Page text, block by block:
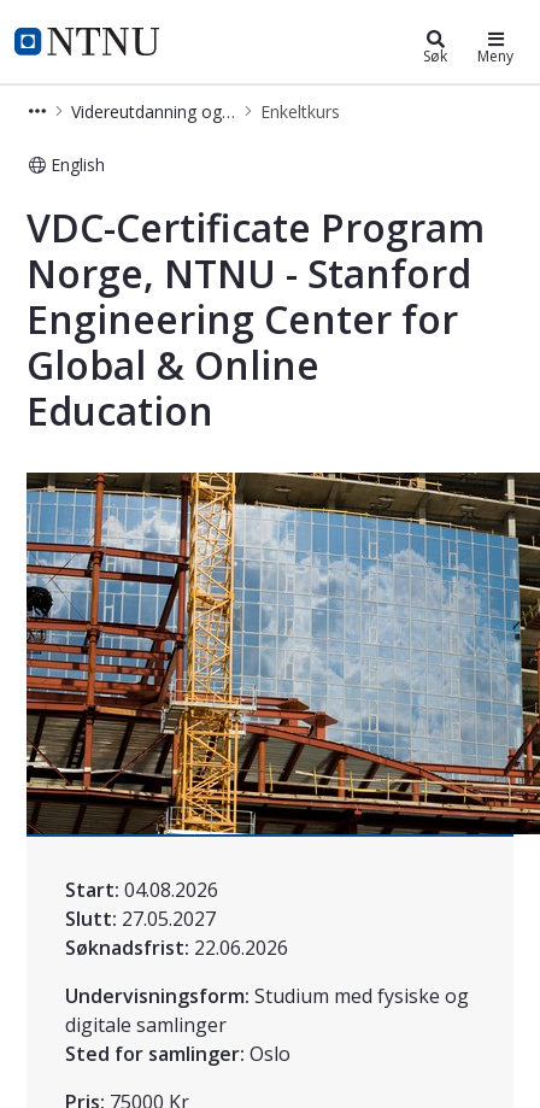
NTNU Hjemmeside
Videreutdanning og deltidsstudier
Søk Meny
Videreutdanning og deltidsstudier Enkeltkurs
English
VDC-Certificate Program Norge,
VDC-Certificate Program
Norge, NTNU - Stanford
Engineering Center for
Global & Online
Education
Start: 04.08.2026
Slutt: 27.05.2027
Søknadsfrist: 22.06.2026
Undervisningsform: Studium med fysiske og
digitale samlinger
Sted for samlinger: Oslo
Pris: 75000 Kr